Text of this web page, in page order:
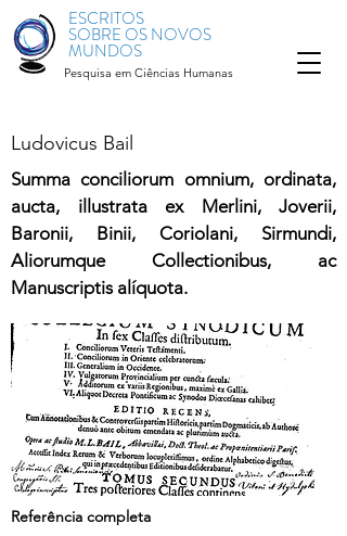
ESCRITOS
SOBRE OS NOVOS
MUNDOS
Pesquisa em Ciências Humanas
Ludovicus Bail
Summa conciliorum omnium, ordinata,
aucta, illustrata ex Merlini, Joverii,
Baronii, Binii, Coriolani, Sirmundi,
Aliorumque Collectionibus, ac
Manuscriptis alíquota.
Referência completa